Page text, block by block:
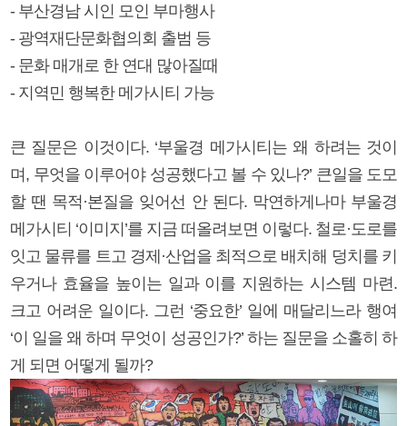
- 부산경남 시인 모인 부마행사
- 광역재단문화협의회 출범 등
- 문화 매개로 한 연대 많아질때
- 지역민 행복한 메가시티 가능
큰 질문은 이것이다. ‘부울경 메가시티는 왜 하려는 것이
며, 무엇을 이루어야 성공했다고 볼 수 있나?’ 큰일을 도모
할 땐 목적·본질을 잊어선 안 된다. 막연하게나마 부울경
메가시티 ‘이미지’를 지금 떠올려보면 이렇다. 철로·도로를
잇고 물류를 트고 경제·산업을 최적으로 배치해 덩치를 키
우거나 효율을 높이는 일과 이를 지원하는 시스템 마련.
크고 어려운 일이다. 그런 ‘중요한’ 일에 매달리느라 행여
‘이 일을 왜 하며 무엇이 성공인가?’ 하는 질문을 소홀히 하
게 되면 어떻게 될까?